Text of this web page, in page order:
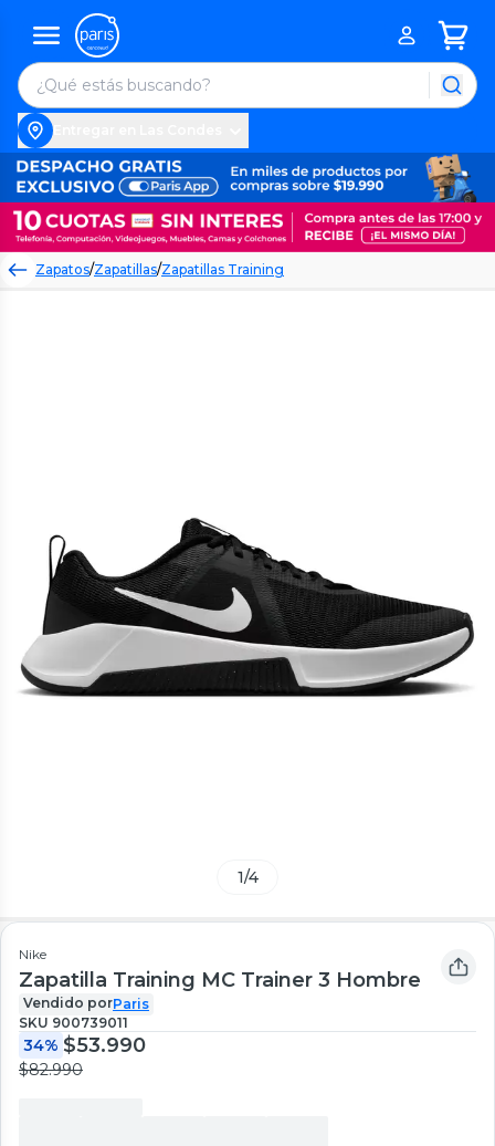
Zapatos/Zapatillas/Zapatillas Training
1/4
Nike
Zapatilla Training MC Trainer 3 Hombre
Vendido porParis
SKU 900739011
34% $53.990
$82.990